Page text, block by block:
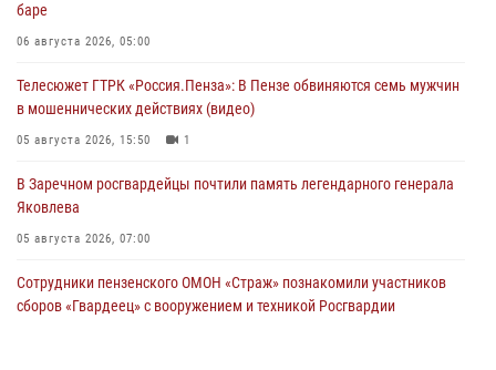
баре
06 августа 2026, 05:00
Телесюжет ГТРК «Россия.Пенза»: В Пензе обвиняются семь мужчин
в мошеннических действиях (видео)
05 августа 2026, 15:50 1
В Заречном росгвардейцы почтили память легендарного генерала
Яковлева
05 августа 2026, 07:00
Сотрудники пензенского ОМОН «Страж» познакомили участников
сборов «Гвардеец» с вооружением и техникой Росгвардии